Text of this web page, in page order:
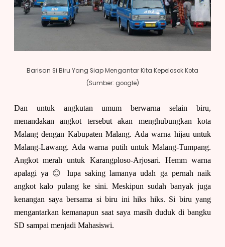
Barisan Si Biru Yang Siap Mengantar Kita Kepelosok Kota
(Sumber: google)
Dan untuk angkutan umum berwarna selain biru,
menandakan angkot tersebut akan menghubungkan kota
Malang dengan Kabupaten Malang. Ada warna hijau untuk
Malang-Lawang. Ada warna putih untuk Malang-Tumpang.
Angkot merah untuk Karangploso-Arjosari. Hemm warna
apalagi ya 😊
lupa saking lamanya udah ga pernah naik
angkot kalo pulang ke sini. Meskipun sudah banyak juga
kenangan saya bersama si biru ini hiks hiks. Si biru yang
mengantarkan kemanapun saat saya masih duduk di bangku
SD sampai menjadi Mahasiswi.